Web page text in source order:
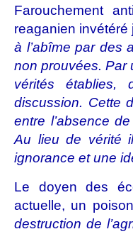
Farouchement
reaganien
à l’abîme par des
non prouvées. Par
vérités établies,
discussion. Cette
entre l’absence
Au lieu de vérité
ignorance et une
Le doyen des
actuelle, un
destruction de